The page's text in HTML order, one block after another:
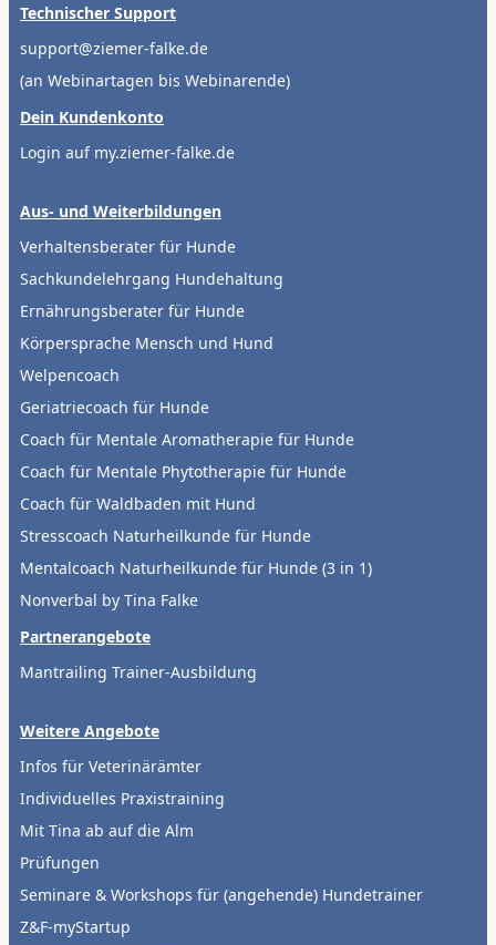
Technischer Support
support@ziemer-falke.de
(an Webinartagen bis Webinarende)
Dein Kundenkonto
Login auf my.ziemer-falke.de
Aus- und Weiterbildungen
Verhaltensberater für Hunde
Sachkundelehrgang Hundehaltung
Ernährungsberater für Hunde
Körpersprache Mensch und Hund
Welpencoach
Geriatriecoach für Hunde
Coach für Mentale Aromatherapie für Hunde
Coach für Mentale Phytotherapie für Hunde
Coach für Waldbaden mit Hund
Stresscoach Naturheilkunde für Hunde
Mentalcoach Naturheilkunde für Hunde (3 in 1)
Nonverbal by Tina Falke
Partnerangebote
Mantrailing Trainer-Ausbildung
Weitere Angebote
Infos für Veterinärämter
Individuelles Praxistraining
Mit Tina ab auf die Alm
Prüfungen
Seminare & Workshops für (angehende) Hundetrainer
Z&F-myStartup